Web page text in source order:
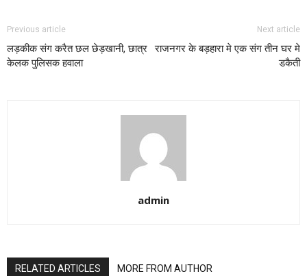
Previous article
लड़कीक संग करैत छल छेड़खानी, छात्र
केलक पुलिसक हवाला
Next article
राजनगर के बड़हारा मे एक संग तीन घर मे
डकैती
admin
RELATED ARTICLES MORE FROM AUTHOR